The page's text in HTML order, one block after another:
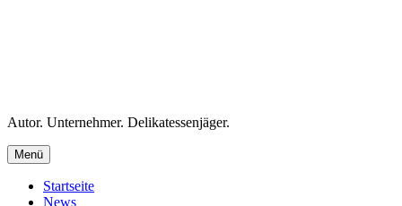
Autor. Unternehmer. Delikatessenjäger.
Menü
Startseite
News